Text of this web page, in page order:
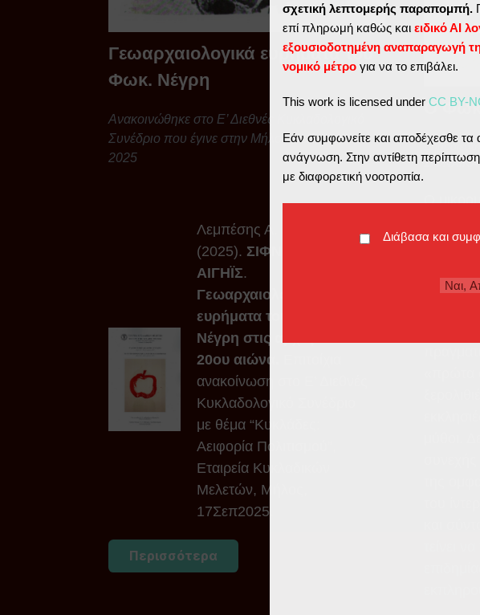
Γεωαρχαιολογικά ευρήματα του
Φωκ. Νέγρη
Ανακοινώθηκε στο Ε’ Διεθνές Κυκλαδολογικό
Συνέδριο που έγινε στην Μήλο τον Σεπτέμβριο
2025
Λεμπέσης Α.
(2025). ΣΙΦΝΟΣ &
ΑΙΓΗΪΣ.
Γεωαρχαιολογικά
ευρήματα του Φωκ.
Νέγρη στις αρχές του
20ου αιώνα
ανακοίνωση στο Ε’ Διεθνές
Κυκλαδολογικό Συνέδριο
με θέμα “Κυκλάδες:
Αειφορία Πολιτισμού”,
Εταιρεία Κυκλαδικών
Μελετών, Μήλος,
17Σεπ2025.
Περισσότερα
Ο
Ο
σχετική λεπτομερής παραπομπή.
επί πληρωμή καθώς και ειδικό ΑΙ
εξουσιοδοτημένη αναπαραγωγή
νομικό μέτρο για να το επιβάλει.
This work is licensed under CC BY-
Εάν συμφωνείτε και αποδέχεσθε τα
ανάγνωση. Στην αντίθετη περίπτωση,
με διαφορετική νοοτροπία.
Διάβασα και